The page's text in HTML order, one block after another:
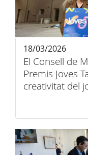
El Consell de
Premis Joves
creativitat del
18/03/2026